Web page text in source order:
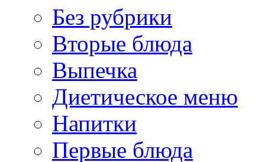
Без рубрики
Вторые блюда
Выпечка
Диетическое меню
Напитки
Первые блюда